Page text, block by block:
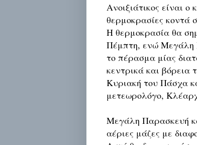
Ανοιξιάτικος είναι
θερμοκρασίες κοντά
Η θερμοκρασία θα
Πέμπτη, ενώ Μεγάλη
το πέρασμα μίας
κεντρικά και
Κυριακή του Πάσχα
μετεωρολόγο,
Μεγάλη Παρασκευή
αέριες μάζες με